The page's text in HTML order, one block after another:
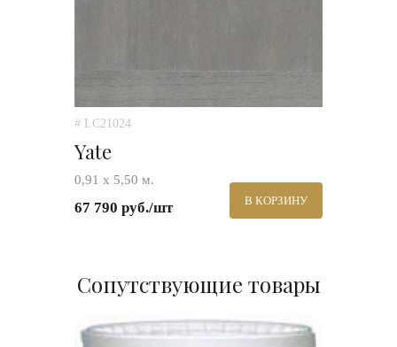
# LC21024
Yate
0,91 х 5,50 м.
67 790 руб./шт В КОРЗИНУ
Сопутствующие товары